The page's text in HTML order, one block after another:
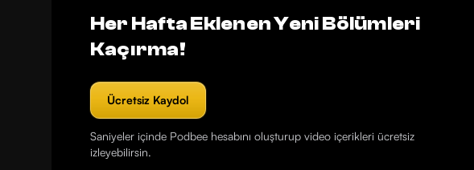
Her Hafta Eklenen Yeni Bölümleri
Kaçırma!
Ücretsiz Kaydol
Saniyeler içinde Podbee hesabını oluşturup video içerikleri ücretsiz
izleyebilirsin.